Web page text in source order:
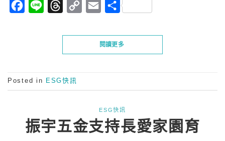
Facebook
Line Threads
Copy Email分
閱讀更多
Posted in ESG快訊
ESG快訊
振宇五金支持長愛家園育